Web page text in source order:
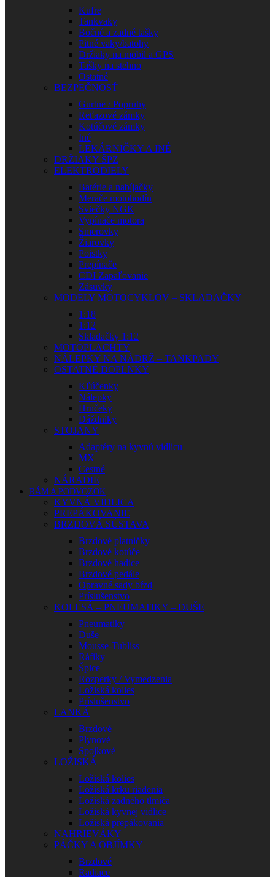
Kufre
Tankvaky
Bočné a zadné tašky
Pitné vaky/batohy
Držiaky na mobil a GPS
Tašky na stehno
Ostatné
BEZPEČNOSŤ
Gurtne / Popruhy
Reťazové zámky
Kotúčové zámky
Iné
LEKÁRNIČKY A INÉ
DRŽIAKY ŠPZ
ELEKTRODIELY
Batérie a nabíjačky
Merače motohodín
Sviečky NGK
Vypínače motora
Smerovky
Žiarovky
Poistky
Prepínače
CDI Zapaľovanie
Zásuvky
MODELY MOTOCYKLOV – SKLADAČKY
1:18
1:12
Skladačky 1:12
MOTOPLACHTY
NÁLEPKY NA NÁDRŽ – TANKPADY
OSTATNÉ DOPLNKY
Kľúčenky
Nálepky
Hrnčeky
Dáždniky
STOJANY
Adaptéry na kyvnú vidlicu
MX
Cestné
NÁRADIE
RÁM A PODVOZOK
KYVNÁ VIDLICA
PREPÁKOVANIE
BRZDOVÁ SÚSTAVA
Brzdové platničky
Brzdové kotúče
Brzdové hadice
Brzdové pedále
Opravné sady bŕzd
Príslušenstvo
KOLESÁ – PNEUMATIKY – DUŠE
Pneumatiky
Duše
Mousse-Tubliss
Ráfiky
Špice
Rozperky / Vymedzenia
Ložiská kolies
Príslušenstvo
LANKÁ
Brzdové
Plynové
Spojkové
LOŽISKÁ
Ložiská kolies
Ložiská krku riadenia
Ložiská zadného tlmiča
Ložiská kyvnej vidlice
Ložiská prepákovania
NAHRIEVÁKY
PÁČKY A OBJÍMKY
Brzdové
Radiace